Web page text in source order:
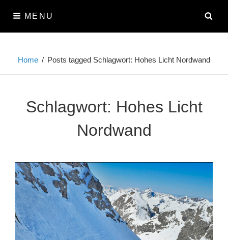
content
MENU
Home / Posts tagged Schlagwort: Hohes Licht Nordwand
Schlagwort: Hohes Licht
Nordwand